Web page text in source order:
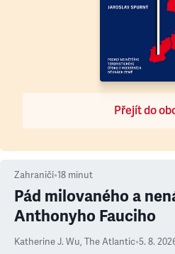
Přejít do
Zahraničí•18 minut
Pád milovaného a
Anthonyho Fauciho
Katherine J. Wu, The Atlantic•5. 8.